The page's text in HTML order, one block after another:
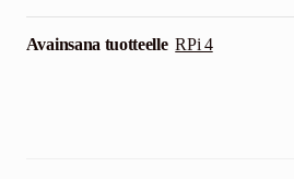
Avainsana tuotteelle RPi 4